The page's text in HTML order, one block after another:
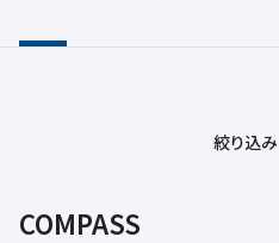
COMPASS
絞り込み